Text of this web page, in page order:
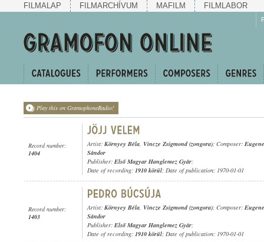
FILMALAP FILMARCHÍVUM MAFILM FILMLABOR
Play this on GramophoneRadio!
Record number:
1404
Artist: Környey Béla, Vincze Zsigmond (zongora); Composer:
Sándor
Publisher: Első Magyar Hanglemez Gyár;
Date of recording: 1910 körül; Date of publication: 1970-01-01
Record number:
1403
Artist: Környey Béla, Vincze Zsigmond (zongora); Composer:
Sándor
Publisher: Első Magyar Hanglemez Gyár;
Date of recording: 1910 körül; Date of publication: 1970-01-01